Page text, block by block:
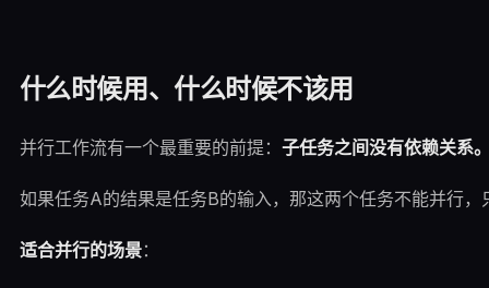
什么时候用、什么时候不该用
并行工作流有一个最重要的前提： 子任务之间没有依赖关系
如果任务A的结果是任务B的输入，那这两个任务不能并行，
适合并行的场景：